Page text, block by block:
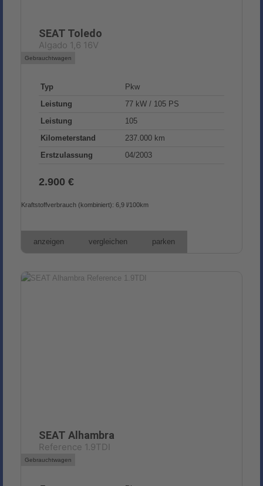
SEAT Toledo
Algado 1,6 16V
Gebrauchtwagen
Typ
Pkw
Leistung
77 kW / 105 PS
Leistung
105
Kilometerstand
237.000 km
Erstzulassung
04/2003
2.900 €
Kraftstoffverbrauch (kombiniert): 6,9 l/100km
anzeigen vergleichen parken
SEAT Alhambra
Reference 1.9TDI
Gebrauchtwagen